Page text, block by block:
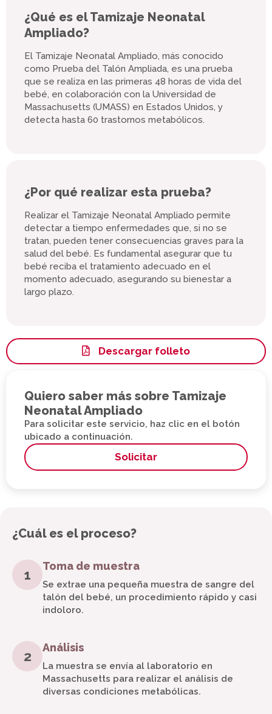
¿Qué es el Tamizaje Neonatal
Ampliado?
El Tamizaje Neonatal Ampliado, más conocido
como Prueba del Talón Ampliada, es una prueba
que se realiza en las primeras 48 horas de vida del
bebé, en colaboración con la Universidad de
Massachusetts (UMASS) en Estados Unidos, y
detecta hasta 60 trastornos metabólicos.
¿Por qué realizar esta prueba?
Realizar el Tamizaje Neonatal Ampliado permite
detectar a tiempo enfermedades que, si no se
tratan, pueden tener consecuencias graves para la
salud del bebé. Es fundamental asegurar que tu
bebé reciba el tratamiento adecuado en el
momento adecuado, asegurando su bienestar a
largo plazo.
Descargar folleto
Quiero saber más sobre Tamizaje
Neonatal Ampliado
Para solicitar este servicio, haz clic en el botón
ubicado a continuación.
Solicitar
¿Cuál es el proceso?
1
Toma de muestra
Se extrae una pequeña muestra de sangre del
talón del bebé, un procedimiento rápido y casi
indoloro.
2
Análisis
La muestra se envía al laboratorio en
Massachusetts para realizar el análisis de
diversas condiciones metabólicas.